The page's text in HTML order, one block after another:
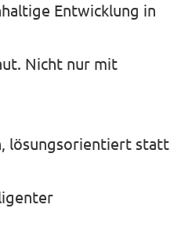
Entwicklung in
Nicht nur mit
lösungsorientiert statt